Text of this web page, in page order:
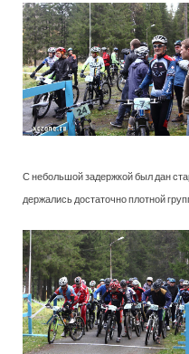
С небольшой задержкой был дан
держались достаточно плотной